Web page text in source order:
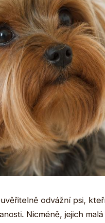
odvážní psi,
Nicméně, jejich